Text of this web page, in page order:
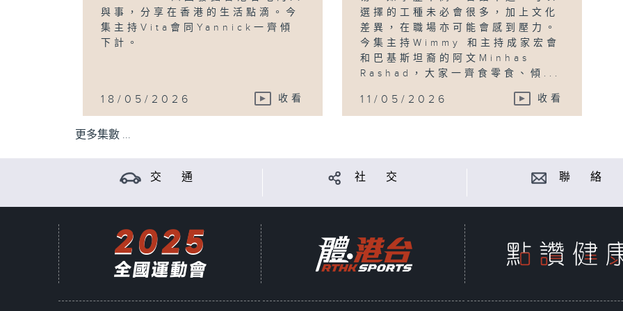
與事，分享在香港的生活點滴。今
集主持Vita會同Yannick一齊傾
下計。
18/05/2026 收看
選擇的工種未必會很多，加上文化
差異，在職場亦可能會感到壓力。
今集主持Wimmy 和主持成家宏會
和巴基斯坦裔的阿文Minhas
Rashad，大家一齊食零食、傾...
11/05/2026 收看
更多集數 ...
交 通 社 交 聯 絡